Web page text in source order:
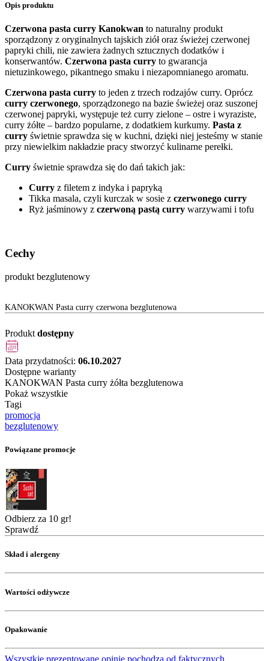
Opis produktu
Czerwona pasta curry Kanokwan to naturalny produkt
sporządzony z oryginalnych tajskich ziół oraz świeżej czerwonej
papryki chili, nie zawiera żadnych sztucznych dodatków i
konserwantów. Czerwona pasta curry to gwarancja
nietuzinkowego, pikantnego smaku i niezapomnianego aromatu.
Czerwona pasta curry to jeden z trzech rodzajów curry. Oprócz
curry czerwonego, sporządzonego na bazie świeżej oraz suszonej
czerwonej papryki, występuje też curry zielone – ostre i wyraziste,
curry żółte – bardzo popularne, z dodatkiem kurkumy. Pasta z
curry świetnie sprawdza się w kuchni, dzięki niej jesteśmy w stanie
przy niewielkim nakładzie pracy stworzyć kulinarne perełki.
Curry świetnie sprawdza się do dań takich jak:
Curry z filetem z indyka i papryką
Tikka masala, czyli kurczak w sosie z czerwonego curry
Ryż jaśminowy z czerwoną pastą curry warzywami i tofu
Cechy
produkt bezglutenowy
KANOKWAN Pasta curry czerwona bezglutenowa
Produkt dostępny
Data przydatności: 06.10.2027
Dostępne warianty
KANOKWAN Pasta curry żółta bezglutenowa
Pokaż wszystkie
Tagi
promocja
bezglutenowy
Powiązane promocje
Odbierz za 10 gr!
Sprawdź
Skład i alergeny
Wartości odżywcze
Opakowanie
Wszystkie prezentowane opinie pochodzą od faktycznych